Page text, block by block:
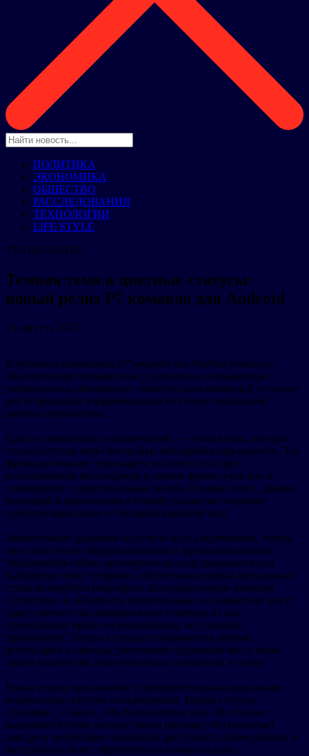
ПОЛИТИКА
ЭКОНОМИКА
ОБЩЕСТВО
РАССЛЕДОВАНИЯ
ТЕХНОЛОГИИ
LIFE STYLE
ТЕХНОЛОГИИ
Темная тема и цветные статусы:
новый релиз Р7 команда для Android
15 августа 2025
В недавнем обновлении Р7 команда для Android появились
долгожданная темная тема, улучшенные всплывающие
уведомления и обновленные статусы пользователей, а также
ряд исправлений и корректировок для более стабильной
работы приложения.
Одно из важнейших нововведений — темная тема, которая
стала доступна через настройки интерфейса приложения. Эта
функция помогает уменьшить усталость глаз при
использовании мессенджера в темное время суток или в
помещениях с приглушенным светом. Помимо этого, дизайн
интерфейса приложения в темной расцветке сохраняет
удобство навигации и стильный внешний вид.
Значительный редизайн получили пуш-уведомления, теперь
они стали более информативными и функциональными.
Уведомления сейчас автоматически подстраиваются под
выбранную тему телефона, обеспечивая единый визуальный
стиль интерфейса смартфона. Благодаря новым кнопкам
«Ответить» и «Пометить прочитанным» пользователи могут
сразу отвечать на сообщения или отмечать их как
прочитанные прямо из уведомления, не открывая
приложение. Теперь в пушах отображаются превью
фотографий и аватары участников групповых чат, а также
общее количество непрочитанных сообщений и чатов.
Новая версия приложения усовершенствовала визуальные
индикаторы статусов пользователей. Теперь статусы
«Онлайн», «Занят», «На больничном» или «В отпуске»
выделяются более контрастными цветами, что позволяет
быстро и интуитивно оценивать доступность собеседников и
выстраивать более эффективную коммуникацию.